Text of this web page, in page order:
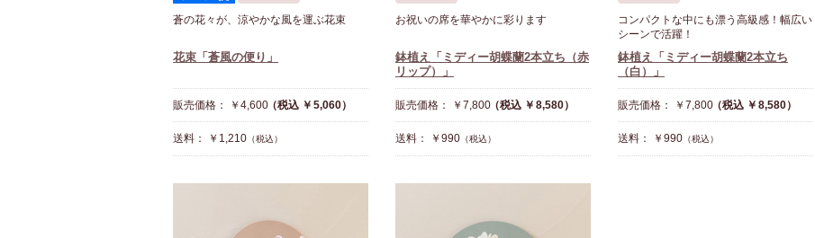
蒼の花々が、涼やかな風を運ぶ花束
花束「蒼風の便り」
販売価格： ￥4,600（税込 ￥5,060）
送料： ￥1,210 （税込）
お祝いの席を華やかに彩ります
鉢植え「ミディー胡蝶蘭2本立ち（赤
リップ）」
販売価格： ￥7,800（税込 ￥8,580）
送料： ￥990 （税込）
コンパクトな中にも漂う高級感！幅広い
シーンで活躍！
鉢植え「ミディー胡蝶蘭2本立ち
（白）」
販売価格： ￥7,800（税込 ￥8,580）
送料： ￥990 （税込）